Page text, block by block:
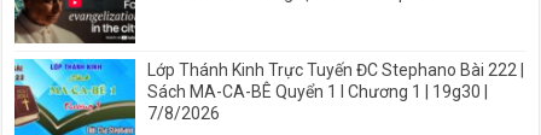
Lớp Thánh Kinh Trực Tuyến ĐC Stephano Bài 222 |
Sách MA-CA-BÊ Quyển 1 I Chương 1 | 19g30 |
7/8/2026